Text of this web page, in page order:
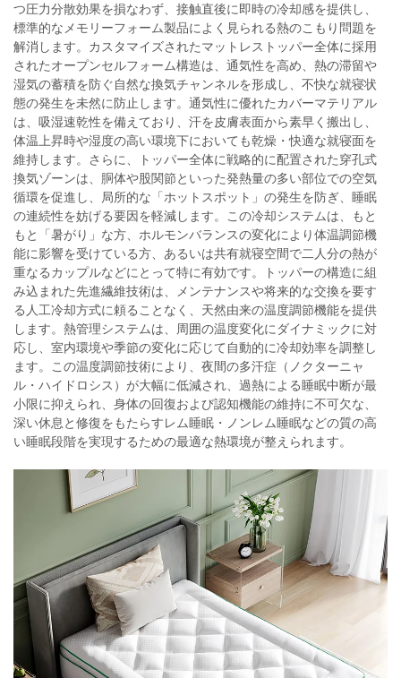
つ圧力分散効果を損なわず、接触直後に即時の冷却感を提供し、
標準的なメモリーフォーム製品によく見られる熱のこもり問題を
解消します。カスタマイズされたマットレストッパー全体に採用
されたオープンセルフォーム構造は、通気性を高め、熱の滞留や
湿気の蓄積を防ぐ自然な換気チャンネルを形成し、不快な就寝状
態の発生を未然に防止します。通気性に優れたカバーマテリアル
は、吸湿速乾性を備えており、汗を皮膚表面から素早く搬出し、
体温上昇時や湿度の高い環境下においても乾燥・快適な就寝面を
維持します。さらに、トッパー全体に戦略的に配置された穿孔式
換気ゾーンは、胴体や股関節といった発熱量の多い部位での空気
循環を促進し、局所的な「ホットスポット」の発生を防ぎ、睡眠
の連続性を妨げる要因を軽減します。この冷却システムは、もと
もと「暑がり」な方、ホルモンバランスの変化により体温調節機
能に影響を受けている方、あるいは共有就寝空間で二人分の熱が
重なるカップルなどにとって特に有効です。トッパーの構造に組
み込まれた先進繊維技術は、メンテナンスや将来的な交換を要す
る人工冷却方式に頼ることなく、天然由来の温度調節機能を提供
します。熱管理システムは、周囲の温度変化にダイナミックに対
応し、室内環境や季節の変化に応じて自動的に冷却効率を調整し
ます。この温度調節技術により、夜間の多汗症（ノクターニャ
ル・ハイドロシス）が大幅に低減され、過熱による睡眠中断が最
小限に抑えられ、身体の回復および認知機能の維持に不可欠な、
深い休息と修復をもたらすレム睡眠・ノンレム睡眠などの質の高
い睡眠段階を実現するための最適な熱環境が整えられます。